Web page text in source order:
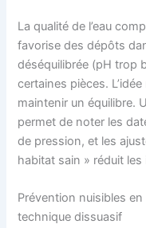
La qualité de l’eau
favorise des dépôts
déséquilibrée (pH trop
certaines pièces.
maintenir un équilibre.
permet de noter les
de pression, et les
habitat sain » réduit
Prévention nuisibles
technique dissuasif